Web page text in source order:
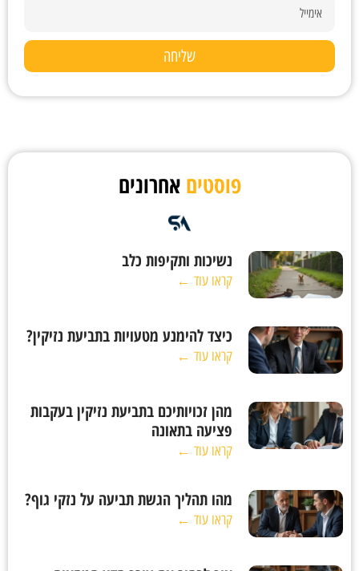
שליחה
פוסטים אחרונים
נשיכות ותקיפות כלב
קראו עוד ←
כיצד להימנע מטעויות בתביעת נזיקין?
קראו עוד ←
מהן זכויותיכם בתביעת נזיקין בעקבות
פציעה בתאונה
קראו עוד ←
מהו תהליך הגשת תביעה על נזקי גוף?
קראו עוד ←